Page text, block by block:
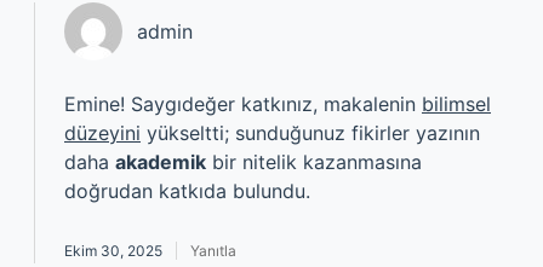
admin
Emine! Saygıdeğer katkınız, makalenin bilimsel
düzeyini yükseltti; sunduğunuz fikirler yazının
daha akademik bir nitelik kazanmasına
doğrudan katkıda bulundu.
Ekim 30, 2025 Yanıtla